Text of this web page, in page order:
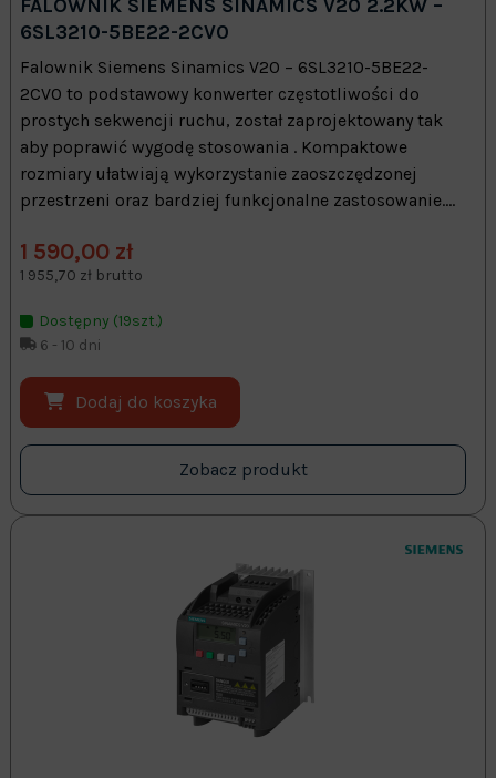
FALOWNIK SIEMENS SINAMICS V20 2.2KW –
6SL3210-5BE22-2CV0
Falownik Siemens Sinamics V20 – 6SL3210-5BE22-
2CV0 to podstawowy konwerter częstotliwości do
prostych sekwencji ruchu, został zaprojektowany tak
aby poprawić wygodę stosowania . Kompaktowe
rozmiary ułatwiają wykorzystanie zaoszczędzonej
przestrzeni oraz bardziej funkcjonalne zastosowanie....
1 590,00 zł
1 955,70 zł brutto
Dostępny (19szt.)
6 - 10 dni
Dodaj do koszyka
Zobacz produkt